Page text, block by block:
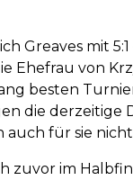
Greaves mit
Ehefrau von
besten
die derzeitige
auch für sie
zuvor im